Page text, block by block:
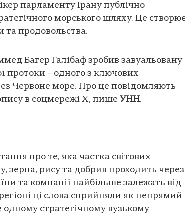
парламенту Ірану публічно
морського шляху. Це створює
та продовольства.
Багер Галібаф зробив завуальовану
протоки – одного з ключових
Червоне море. Про це повідомляють
в соцмережі X, пише УНН.
про те, яка частка світових
зерна, рису та добрив проходить через
та компанії найбільше залежать від
ці слова сприйняли як непрямий
стратегічному вузькому